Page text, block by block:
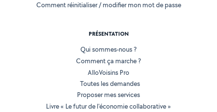
Comment réinitialiser / modifier mon mot de passe
PRÉSENTATION
Qui sommes-nous ?
Comment ça marche ?
AlloVoisins Pro
Toutes les demandes
Proposer mes services
Livre « Le futur de l'économie collaborative »